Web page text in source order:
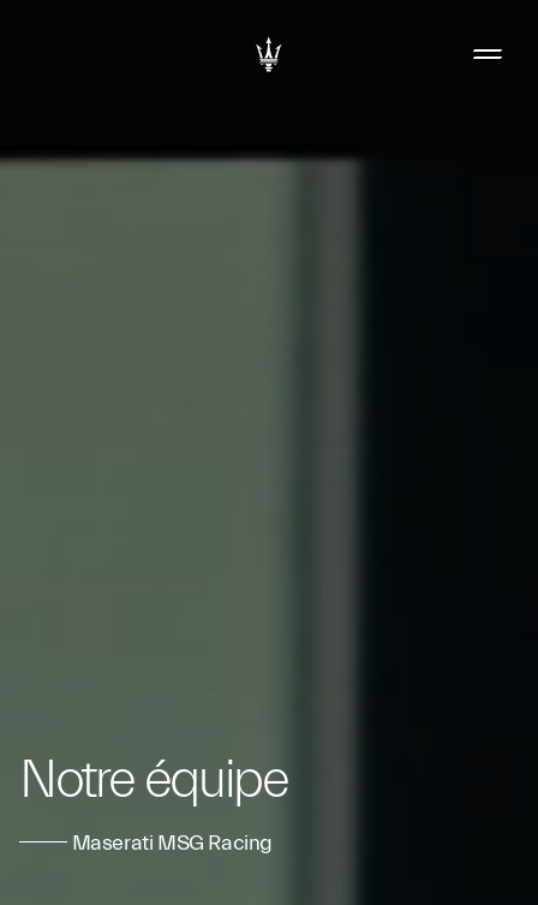
Notre équipe
Maserati MSG Racing